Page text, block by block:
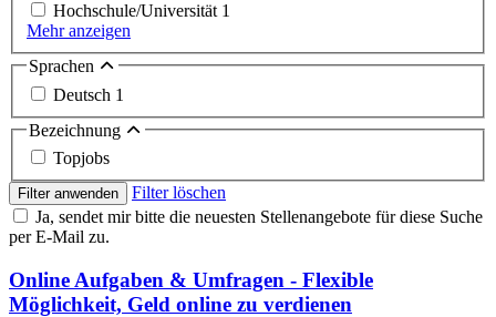
Hochschule/Universität 1
Mehr anzeigen
Sprachen
Deutsch 1
Bezeichnung
Topjobs
Filter anwenden
Filter löschen
Ja, sendet mir bitte die neuesten Stellenangebote für diese Suche
per E-Mail zu.
Online Aufgaben & Umfragen - Flexible
Möglichkeit, Geld online zu verdienen